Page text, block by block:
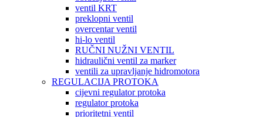
ventil KRT
preklopni ventil
overcentar ventil
hi-lo ventil
RUČNI NUŽNI VENTIL
hidraulični ventil za marker
ventili za upravljanje hidromotora
REGULACIJA PROTOKA
cijevni regulator protoka
regulator protoka
prioritetni ventil